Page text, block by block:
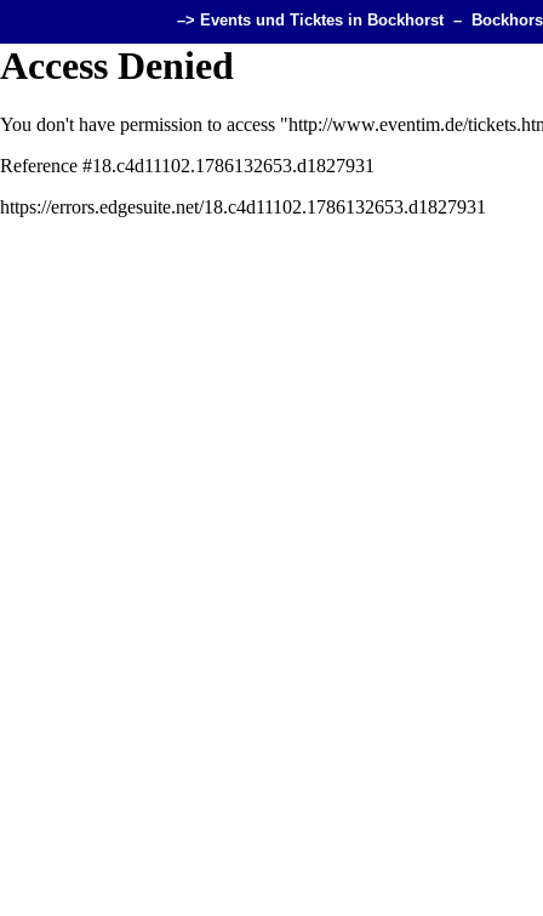
–> Events und Ticktes in Bockhorst–